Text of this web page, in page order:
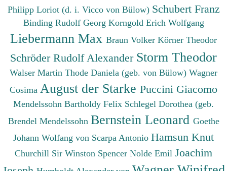
Philipp Loriot (d. i. Vicco von Bülow) Schubert Franz
Binding Rudolf Georg Korngold Erich Wolfgang
Liebermann Max Braun Volker Körner Theodor
Schröder Rudolf Alexander Storm Theodor
Walser Martin Thode Daniela (geb. von Bülow) Wagner
Cosima August der Starke Puccini Giacomo
Mendelssohn Bartholdy Felix Schlegel Dorothea (geb.
Brendel Mendelssohn Bernstein Leonard Goethe
Johann Wolfang von Scarpa Antonio Hamsun Knut
Churchill Sir Winston Spencer Nolde Emil Joachim